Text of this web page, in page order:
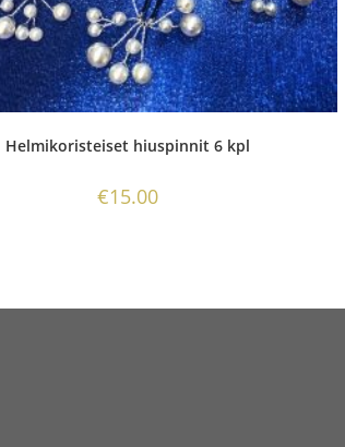
Helmikoristeiset hiuspinnit 6 kpl
€15.00